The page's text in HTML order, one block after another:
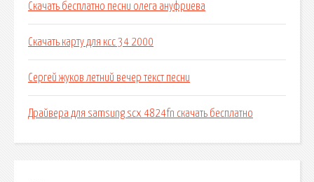
Скачать бесплатно песни олега ануфриева
Скачать карту для ксс 34 2000
Сергей жуков летний вечер текст песни
Драйвера для samsung scx 4824fn скачать бесплатно